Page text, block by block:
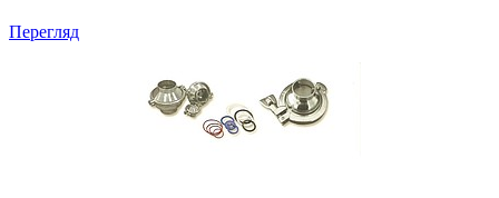
Перегляд